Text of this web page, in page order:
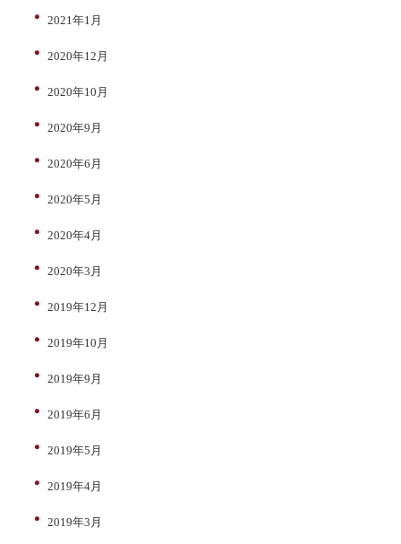
2021年1月
2020年12月
2020年10月
2020年9月
2020年6月
2020年5月
2020年4月
2020年3月
2019年12月
2019年10月
2019年9月
2019年6月
2019年5月
2019年4月
2019年3月